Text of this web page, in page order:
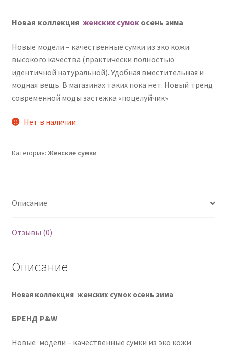
Новая коллекция женских сумокосень зима
Новые модели – качественные сумки из эко кожи
высокого качества (практически полностью
идентичной натуральной). Удобная вместительная и
модная вещь. В магазинах таких пока нет. Новый тренд
современной моды застежка «поцелуйчик»
Нет в наличии
Категория: Женские сумки
Описание
Отзывы (0)
Описание
Новая коллекция женских сумок осень зима
БРЕНД P&W
Новые модели – качественные сумки из эко кожи